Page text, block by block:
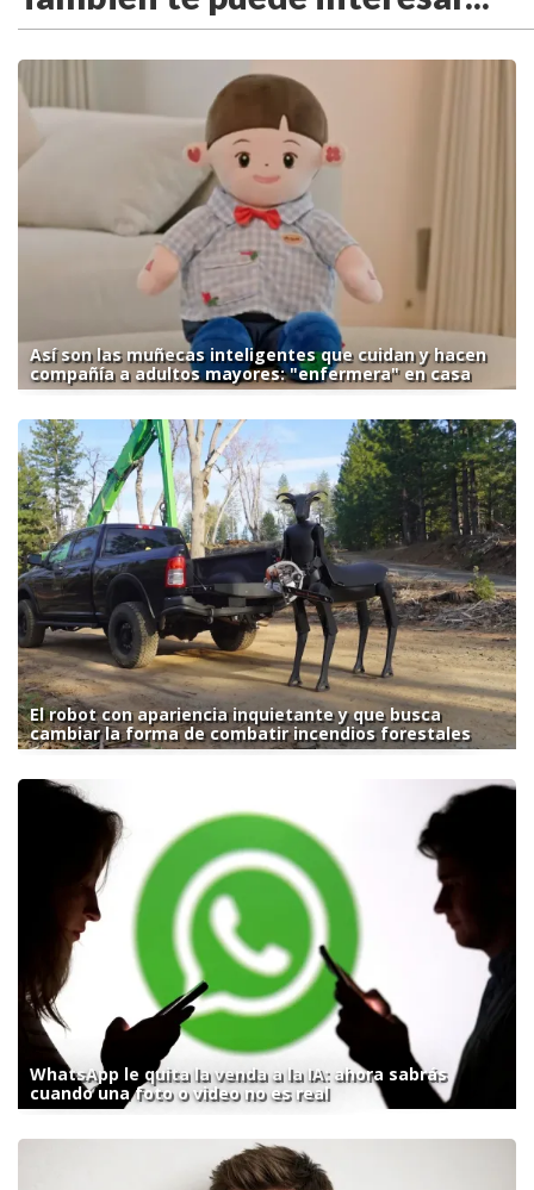
Así son las muñecas inteligentes que cuidan y hacen
compañía a adultos mayores: "enfermera" en casa
El robot con apariencia inquietante y que busca
cambiar la forma de combatir incendios forestales
WhatsApp le quita la venda a la IA: ahora sabrás
cuando una foto o video no es real